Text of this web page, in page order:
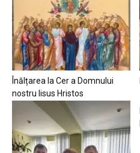
Înălțarea la Cer a Domnului
nostru Iisus Hristos